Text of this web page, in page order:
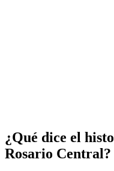
¿Qué dice el
Rosario Central?